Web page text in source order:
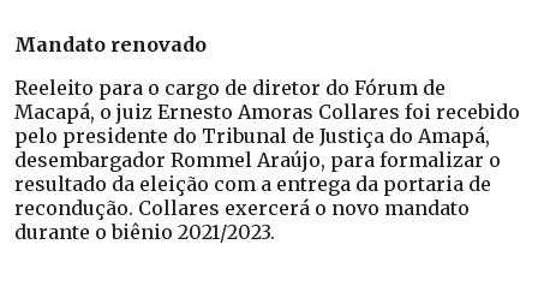
Mandato renovado
Reeleito para o cargo de diretor do Fórum de
Macapá, o juiz Ernesto Amoras Collares foi recebido
pelo presidente do Tribunal de Justiça do Amapá,
desembargador Rommel Araújo, para formalizar o
resultado da eleição com a entrega da portaria de
recondução. Collares exercerá o novo mandato
durante o biênio 2021/2023.